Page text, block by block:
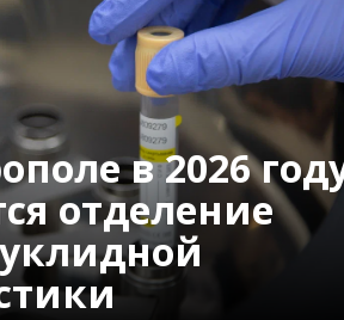
в 2026
отделение